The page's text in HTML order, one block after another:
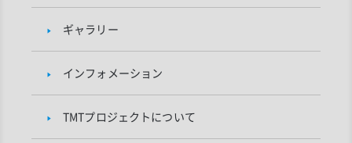
ギャラリー
インフォメーション
TMTプロジェクトについて